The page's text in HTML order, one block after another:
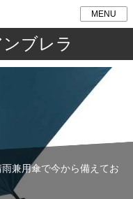
MENU
ブレラ
兼用傘で今から備えてお